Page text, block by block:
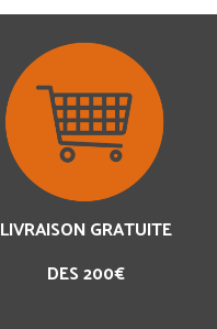
LIVRAISON GRATUITE
DES 200€